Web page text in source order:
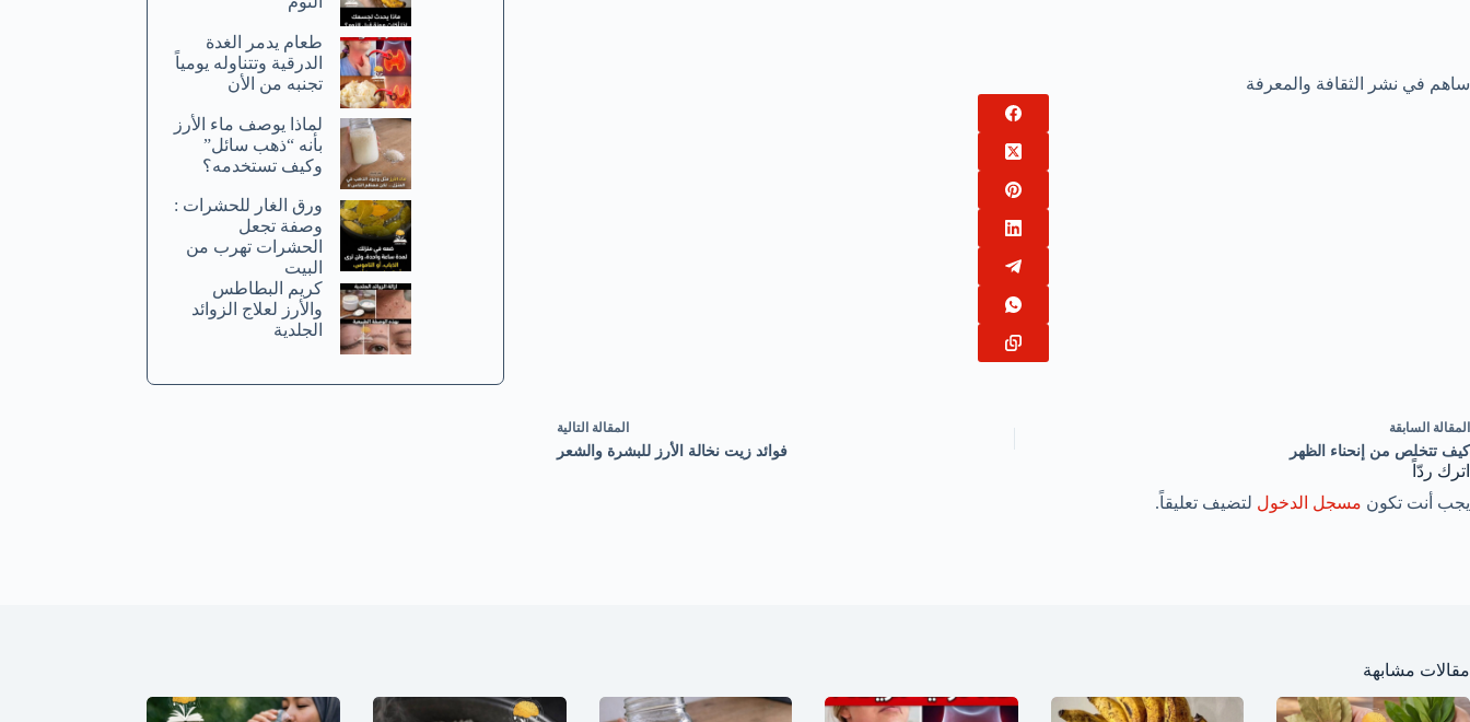
ساهم في نشر الثقافة والمعرفة
المقالة السابقة
كيف تتخلص من إنحناء الظهر
المقالة التالية
فوائد زيت نخالة الأرز للبشرة والشعر
اترك ردّاً
يجب أنت تكون مسجل الدخول لتضيف تعليقاً.
طعام يدمر الغدة
الدرقية وتتناوله يومياً
تجنبه من الأن
لماذا يوصف ماء الأرز
بأنه “ذهب سائل”
وكيف تستخدمه؟
ورق الغار للحشرات :
وصفة تجعل
الحشرات تهرب من
البيت
كريم البطاطس
والأرز لعلاج الزوائد
الجلدية
مقالات مشابهة